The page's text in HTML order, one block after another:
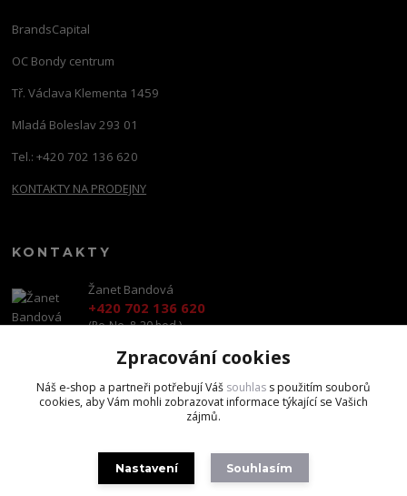
BrandsCapital
OC Bondy centrum
Tř. Václava Klementa 1459
Mladá Boleslav 293 01
Tel.: +420 702 136 620
KONTAKTY NA PRODEJNY
KONTAKTY
Žanet Bandová
+420 702 136 620
(Po-Ne, 8-20 hod.)
shop@brandscapital.cz
Zpracování cookies
Náš e-shop a partneři potřebují Váš souhlas s použitím souborů
cookies, aby Vám mohli zobrazovat informace týkající se Vašich
zájmů.
Nastavení Souhlasím